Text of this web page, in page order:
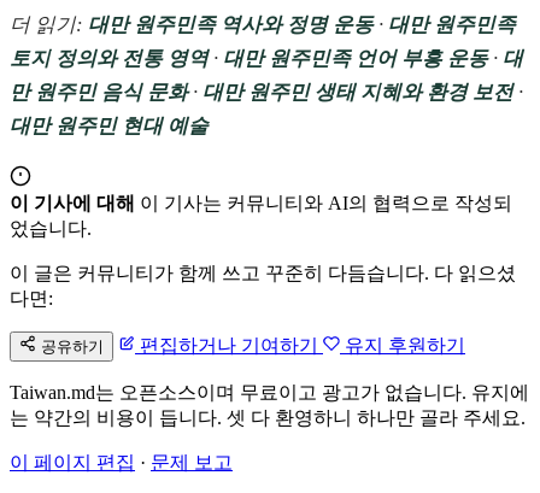
더 읽기: 대만 원주민족 역사와 정명 운동· 대만 원주민족
토지 정의와 전통 영역· 대만 원주민족 언어 부흥 운동· 대
만 원주민 음식 문화· 대만 원주민 생태 지혜와 환경 보전·
대만 원주민 현대 예술
이 기사에 대해 이 기사는 커뮤니티와 AI의 협력으로 작성되
었습니다.
이 글은 커뮤니티가 함께 쓰고 꾸준히 다듬습니다. 다 읽으셨
다면:
공유하기 편집하거나 기여하기 유지 후원하기
Taiwan.md는 오픈소스이며 무료이고 광고가 없습니다. 유지에
는 약간의 비용이 듭니다. 셋 다 환영하니 하나만 골라 주세요.
이 페이지 편집 · 문제 보고